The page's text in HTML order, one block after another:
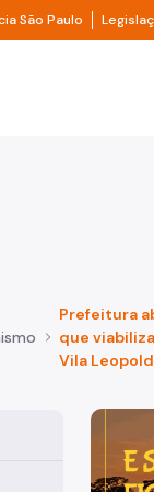
à informação
São Paulo Divisor
Prefeitura
que
Vila